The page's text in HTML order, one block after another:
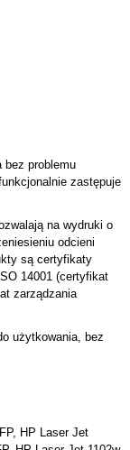
bez problemu
zastępuje
na wydruki o
odcieni
są certyfikaty
14001 (certyfikat
zarządzania
użytkowania, bez
HP Laser Jet